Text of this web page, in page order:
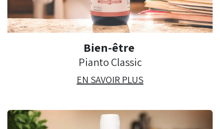
Bien-être
Pianto Classic
EN SAVOIR PLUS